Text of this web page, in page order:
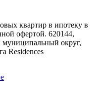
квартир в ипотеку в
офертой. 620144,
муниципальный округ,
Residences